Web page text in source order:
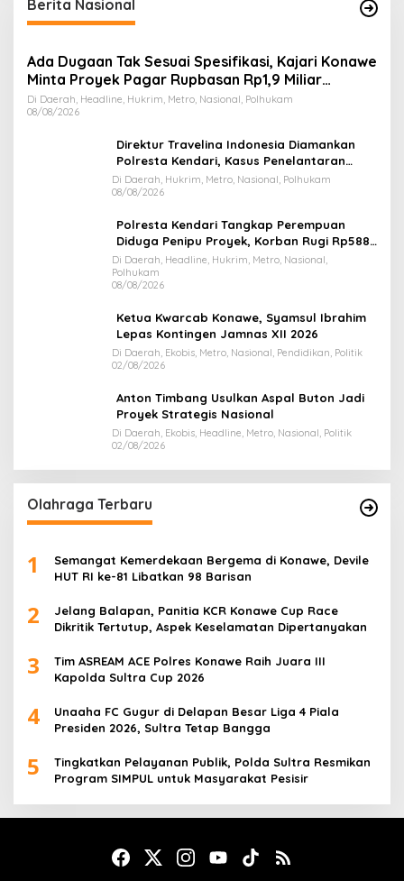
Berita Nasional
Ada Dugaan Tak Sesuai Spesifikasi, Kajari Konawe
Minta Proyek Pagar Rupbasan Rp1,9 Miliar
Dihentikan
Di Daerah, Headline, Hukrim, Metro, Nasional, Polhukam
08/08/2026
Direktur Travelina Indonesia Diamankan
Polresta Kendari, Kasus Penelantaran
Jemaah Umrah Masuk Babak Baru
Di Daerah, Hukrim, Metro, Nasional, Polhukam
08/08/2026
Polresta Kendari Tangkap Perempuan
Diduga Penipu Proyek, Korban Rugi Rp588,1
Juta
Di Daerah, Headline, Hukrim, Metro, Nasional,
Polhukam
08/08/2026
Ketua Kwarcab Konawe, Syamsul Ibrahim
Lepas Kontingen Jamnas XII 2026
Di Daerah, Ekobis, Metro, Nasional, Pendidikan, Politik
02/08/2026
Anton Timbang Usulkan Aspal Buton Jadi
Proyek Strategis Nasional
Di Daerah, Ekobis, Headline, Metro, Nasional, Politik
02/08/2026
Olahraga Terbaru
1
Semangat Kemerdekaan Bergema di Konawe, Devile
HUT RI ke-81 Libatkan 98 Barisan
2
Jelang Balapan, Panitia KCR Konawe Cup Race
Dikritik Tertutup, Aspek Keselamatan Dipertanyakan
3
Tim ASREAM ACE Polres Konawe Raih Juara III
Kapolda Sultra Cup 2026
4
Unaaha FC Gugur di Delapan Besar Liga 4 Piala
Presiden 2026, Sultra Tetap Bangga
5
Tingkatkan Pelayanan Publik, Polda Sultra Resmikan
Program SIMPUL untuk Masyarakat Pesisir